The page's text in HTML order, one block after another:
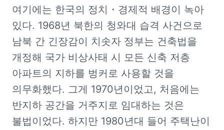
여기에는 한국의 정치・경제적 배경이 녹아
있다. 1968년 북한의 청와대 습격 사건으로
남북 간 긴장감이 치솟자 정부는 건축법을
개정해 국가 비상사태 시 모든 신축 저층
아파트의 지하를 벙커로 사용할 것을
의무화했다. 그게 1970년이었고, 처음에는
반지하 공간을 거주지로 임대하는 것은
불법이었다. 하지만 1980년대 들어 주택난이